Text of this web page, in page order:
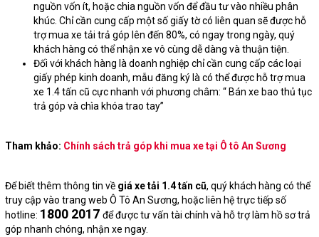
nguồn vốn ít, hoặc chia nguồn vốn để đầu tư vào nhiều phân
khúc. Chỉ cần cung cấp một số giấy tờ có liên quan sẽ được hỗ
trợ mua xe tải trả góp lên đến 80%, có ngay trong ngày, quý
khách hàng có thể nhận xe vô cùng dễ dàng và thuận tiện.
Đối với khách hàng là doanh nghiệp chỉ cần cung cấp các loại
giấy phép kinh doanh, mẫu đăng ký là có thể được hỗ trợ mua
xe 1.4 tấn cũ cực nhanh với phương châm: “ Bán xe bao thủ tục
trả góp và chìa khóa trao tay”
Tham khảo: Chính sách trả góp khi mua xe tại Ô tô An Sương
Để biết thêm thông tin về giá xe tải 1.4 tấn cũ, quý khách hàng có thể
truy cập vào trang web Ô Tô An Sương, hoặc liên hệ trực tiếp số
hotline: 1800 2017 để được tư vấn tài chính và hỗ trợ làm hồ sơ trả
góp nhanh chóng, nhận xe ngay.